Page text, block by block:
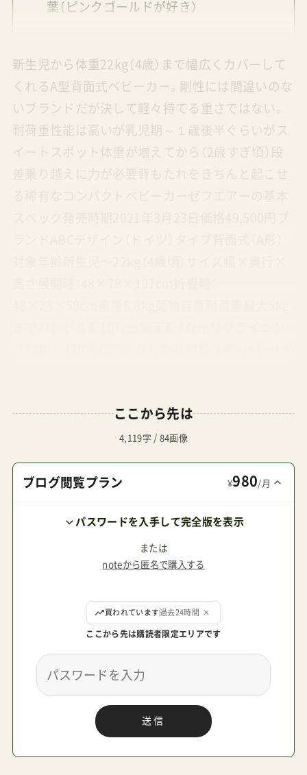
葉（ピンクゴールドが好き）
新生児から体重22kg（4歳）まで幅広くカバーして
くれるA型背面式ベビーカー。剛性には間違いのな
いブランドだが決して軽々持てる重さではない。
耐荷重性能は高いが乳児期～１歳後半ぐらいがス
ラーアスファルトローズゴールド付属レインカバ
ーオプション－トラベルシステム不可取得安全基
式HPhttps://abc-design.shop-pro.jp/■本体 ABC
天市場で探す Yahoo!で探す ゼフエアーの特徴幌
の接地は最小限で衛生的三つ折りコンパクトタイ
プのA型背面式ベビーカー重量は6.8kgと決して
スペンション搭載で細かな段差や石畳も楽々キャ
リーストラップ（肩ベルト）付きで持ち運びに便利
国内基準よりも厳しい欧州安全基準
（EN18881/2:2018）に準拠キャリーストラップ（シ
ョルダーストラップ）付属管理人パパ肩に掛けて
運べることとレインカバーが最初から付属してい
ここから先は
4,119字 / 84画像
ブログ閲覧プラン ¥980/月
パスワードを入手して完全版を表示
または
noteから匿名で購入する
ここから先は購読者限定エリアです
送信